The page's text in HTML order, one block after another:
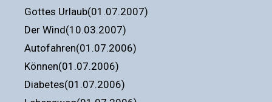
Gottes Urlaub(01.07.2007)
Der Wind(10.03.2007)
Autofahren(01.07.2006)
Können(01.07.2006)
Diabetes(01.07.2006)